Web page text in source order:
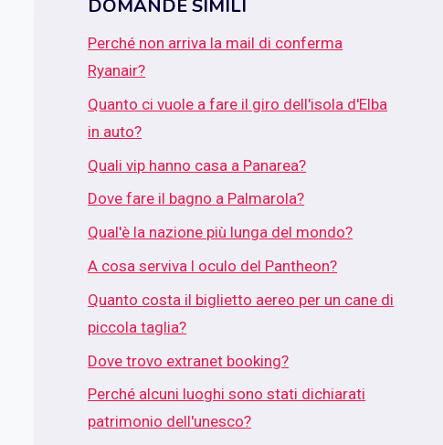
DOMANDE SIMILI
Perché non arriva la mail di conferma
Ryanair?
Quanto ci vuole a fare il giro dell'isola d'Elba
in auto?
Quali vip hanno casa a Panarea?
Dove fare il bagno a Palmarola?
Qual'è la nazione più lunga del mondo?
A cosa serviva l oculo del Pantheon?
Quanto costa il biglietto aereo per un cane di
piccola taglia?
Dove trovo extranet booking?
Perché alcuni luoghi sono stati dichiarati
patrimonio dell'unesco?